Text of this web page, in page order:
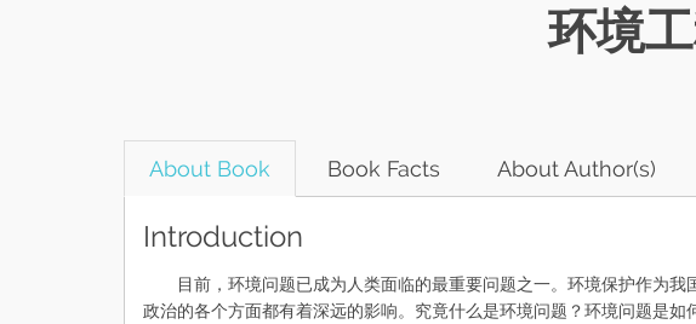
环境
About Book Book Facts About Author(s)
Introduction
目前，环境问题已成为人类面临的最重要问题之一。环境保护作为我
政治的各个方面都有着深远的影响。究竟什么是环境问题？环境问题是